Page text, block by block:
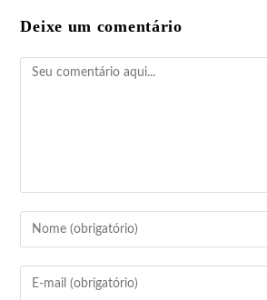
Deixe um comentário